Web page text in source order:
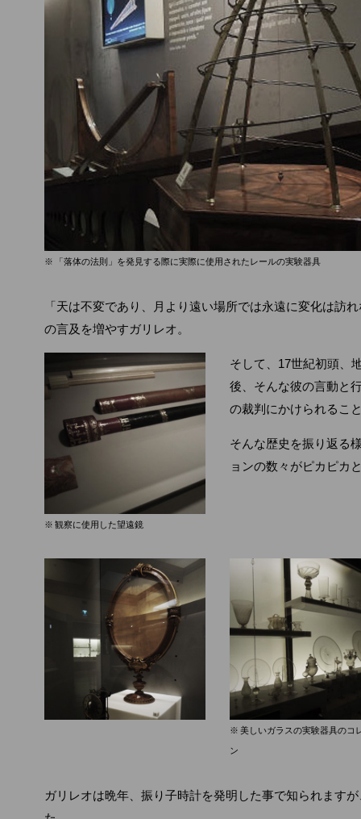
※ 「落体の法則」を発見する際に実際に使用されたレールの実験器具
「天は不変であり、月より遠い場所では永遠に変化は訪
の言及を増やすガリレオ。
※ 観察に使用した望遠鏡
そして、17世紀初頭、
後、そんな彼の言動と
の裁判にかけられるこ
そんな歴史を振り返る
ョンの数々がピカピカ
※ 美しいガラスの実験器具のコ
ン
ガリレオは晩年、振り子時計を発明した事で知られます